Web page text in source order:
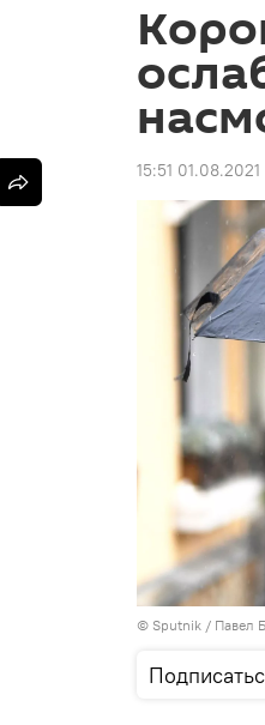
15:51 01.08.2021
© Sputnik / Павел